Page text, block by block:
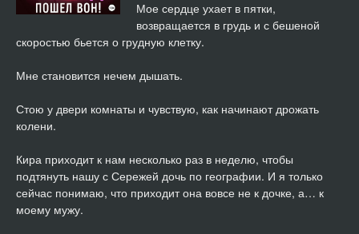
019
020
09:32
021
08:43
023
024
Мое сердце ухает в пятки,
возвращается в грудь и с бешеной
скоростью бьется о грудную клетку.
Мне становится нечем дышать.
Стою у двери комнаты и чувствую, как начинают дрожать
колени.
Кира приходит к нам несколько раз в неделю, чтобы
подтянуть нашу с Сережей дочь по географии. И я только
сейчас понимаю, что приходит она вовсе не к дочке, а… к
моему мужу.